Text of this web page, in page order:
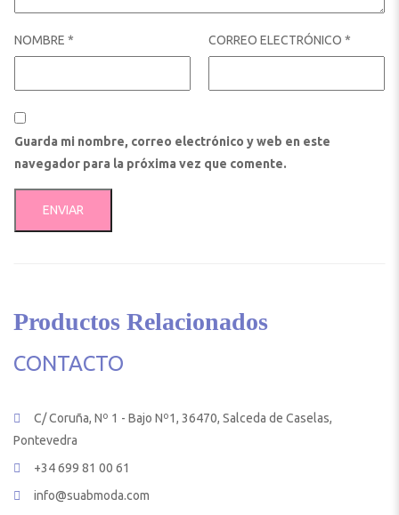
NOMBRE * CORREO ELECTRÓNICO *
Guarda mi nombre, correo electrónico y web en este
navegador para la próxima vez que comente.
Productos Relacionados
CONTACTO
C/ Coruña, Nº 1 - Bajo Nº1, 36470, Salceda de Caselas,
Pontevedra
+34 699 81 00 61
info@suabmoda.com